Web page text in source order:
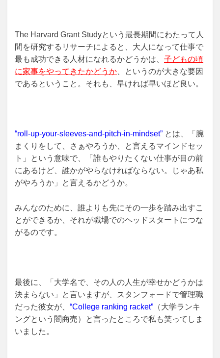
The Harvard Grant Studyという最長期間にわたって人
間を研究するリサーチによると、大人になって仕事で
最も成功できる人材になれるかどうかは、 子どもの頃
に家事をやってきたかどうか 、というのが大きな要因
であるということ。それも、早ければ早いほど良い。
“roll-up-your-sleeves-and-pitch-in-mindset” とは、「腕
まくりをして、さぁやろうか、と言えるマインドセッ
ト」という意味で、「誰もやりたくない仕事が目の前
にあるけど、誰かがやらなければならない。じゃあ私
がやろうか」と言えるかどうか。
みんなのために、誰よりも先にその一歩を踏み出すこ
とができるか、それが職場でのヘッドスタートにつな
がるのです。
最後に、「大学名で、その人の人生が幸せかどうかは
決まらない」と言いますが、スタンフォードで管理職
だった彼女が、 “College ranking racket” （大学ランキ
ングという闇商売）と言ったところで私も笑ってしま
いました。